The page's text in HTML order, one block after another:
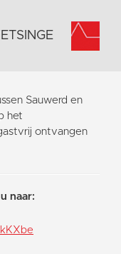
Sauwerd en
het
ontvangen
naar: